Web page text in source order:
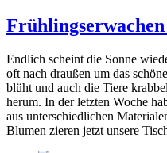
Endlich scheint die Sonne
oft nach draußen um das
blüht und auch die Tiere
herum. In der letzten Woche
aus unterschiedlichen
Blumen zieren jetzt unsere